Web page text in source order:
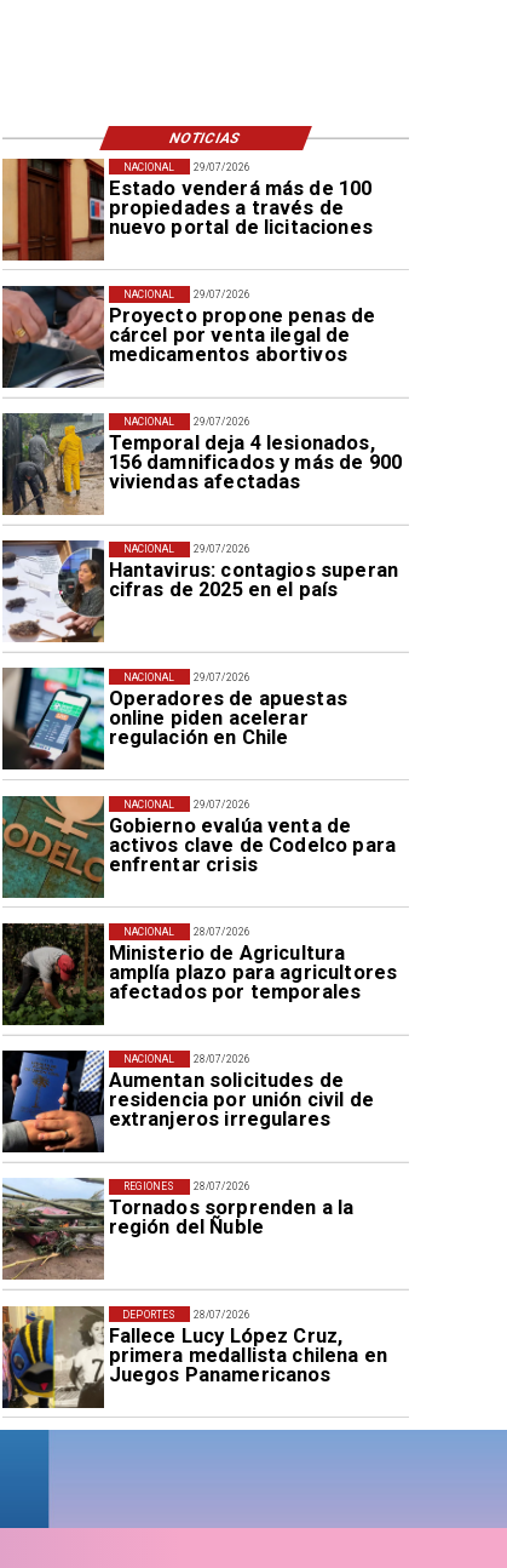
29/07/2026
Estado venderá más de 100
propiedades a través de
nuevo portal de licitaciones
NACIONAL
29/07/2026
Proyecto propone penas de
cárcel por venta ilegal de
medicamentos abortivos
NACIONAL
29/07/2026
Temporal deja 4 lesionados,
156 damnificados y más de 900
viviendas afectadas
NACIONAL
29/07/2026
Hantavirus: contagios superan
cifras de 2025 en el país
NACIONAL
29/07/2026
Operadores de apuestas
online piden acelerar
regulación en Chile
NACIONAL
29/07/2026
Gobierno evalúa venta de
activos clave de Codelco para
enfrentar crisis
NACIONAL
28/07/2026
Ministerio de Agricultura
amplía plazo para agricultores
afectados por temporales
NACIONAL
28/07/2026
Aumentan solicitudes de
residencia por unión civil de
extranjeros irregulares
NACIONAL
28/07/2026
Tornados sorprenden a la
región del Ñuble
REGIONES
28/07/2026
Fallece Lucy López Cruz,
primera medallista chilena en
Juegos Panamericanos
DEPORTES
NOTICIAS